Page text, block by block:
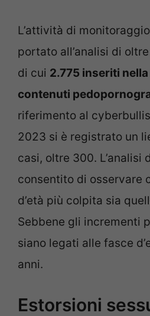
L’attività di
portato all’analisi di
di cui 2.775 inseriti
contenuti
riferimento al
2023 si è registrato un
casi, oltre 300. L’analisi
consentito di osservare
d’età più colpita sia
Sebbene gli incrementi
siano legati alle fasce
anni.
Estorsioni